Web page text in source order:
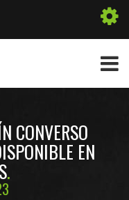
CONVERSO
EN